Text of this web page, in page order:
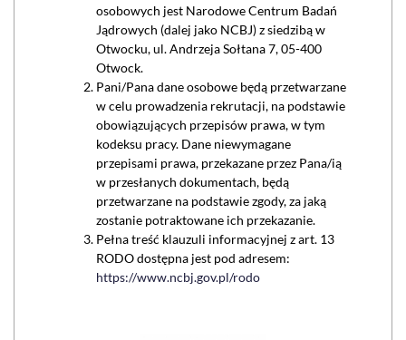
osobowych jest Narodowe Centrum Badań
Jądrowych (dalej jako NCBJ) z siedzibą w
Otwocku, ul. Andrzeja Sołtana 7, 05-400
Otwock.
Pani/Pana dane osobowe będą przetwarzane
w celu prowadzenia rekrutacji, na podstawie
obowiązujących przepisów prawa, w tym
kodeksu pracy. Dane niewymagane
przepisami prawa, przekazane przez Pana/ią
w przesłanych dokumentach, będą
przetwarzane na podstawie zgody, za jaką
zostanie potraktowane ich przekazanie.
Pełna treść klauzuli informacyjnej z art. 13
RODO dostępna jest pod adresem:
https://www.ncbj.gov.pl/rodo